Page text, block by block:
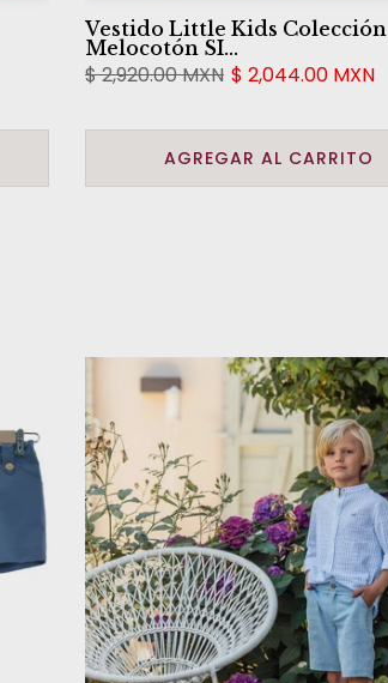
Vestido Little Kids Colección
Melocotón SI...
$ 2,920.00 MXN $ 2,044.00 MXN
AGREGAR AL CARRITO